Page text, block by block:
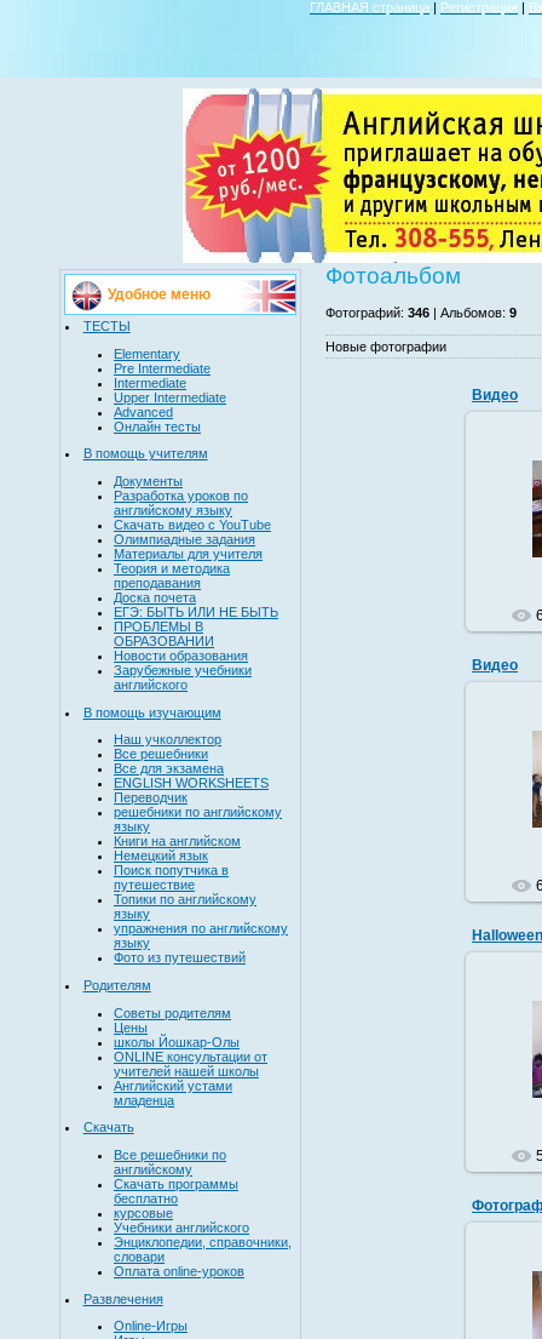
ГЛАВНАЯ страница | Регистрация |
Удобное меню
ТЕСТЫ
Elementary
Pre Intermediate
Intermediate
Upper Intermediate
Advanced
Онлайн тесты
В помощь учителям
Документы
Разработка уроков по
английскому языку
Скачать видео с YouTube
Олимпиадные задания
Материалы для учителя
Теория и методика
преподавания
Доска почета
ЕГЭ: БЫТЬ ИЛИ НЕ БЫТЬ
ПРОБЛЕМЫ В
ОБРАЗОВАНИИ
Новости образования
Зарубежные учебники
английского
В помощь изучающим
Наш учколлектор
Все решебники
Все для экзамена
ENGLISH WORKSHEETS
Переводчик
решебники по английскому
языку
Книги на английском
Немецкий язык
Поиск попутчика в
путешествие
Топики по английскому
языку
упражнения по английскому
языку
Фото из путешествий
Родителям
Советы родителям
Цены
школы Йошкар-Олы
ONLINE консультации от
учителей нашей школы
Английский устами
младенца
Скачать
Все решебники по
английскому
Скачать программы
бесплатно
курсовые
Учебники английского
Энциклопедии, справочники,
словари
Оплата online-уроков
Развлечения
Online-Игры
Фотоальбом
Фотографий: 346 | Альбомов: 9
Новые фотографии
Видео
Видео
ребят